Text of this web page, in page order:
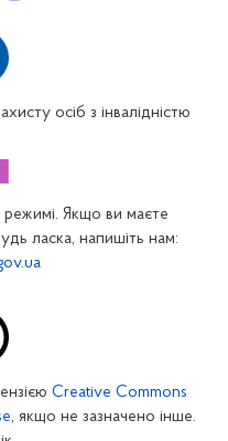
осіб з інвалідністю
Якщо ви маєте
ласка, напишіть нам:
Creative Commons
, якщо не зазначено інше.